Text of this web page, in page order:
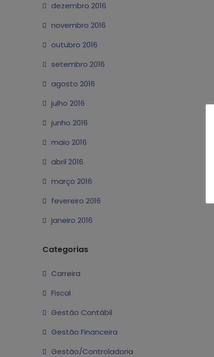
dezembro 2016
novembro 2016
outubro 2016
setembro 2016
agosto 2016
julho 2016
junho 2016
maio 2016
abril 2016
março 2016
fevereiro 2016
janeiro 2016
Categorias
Carreira
Fiscal
Gestão Contábil
Gestão Financeira
Gestão/Controladoria